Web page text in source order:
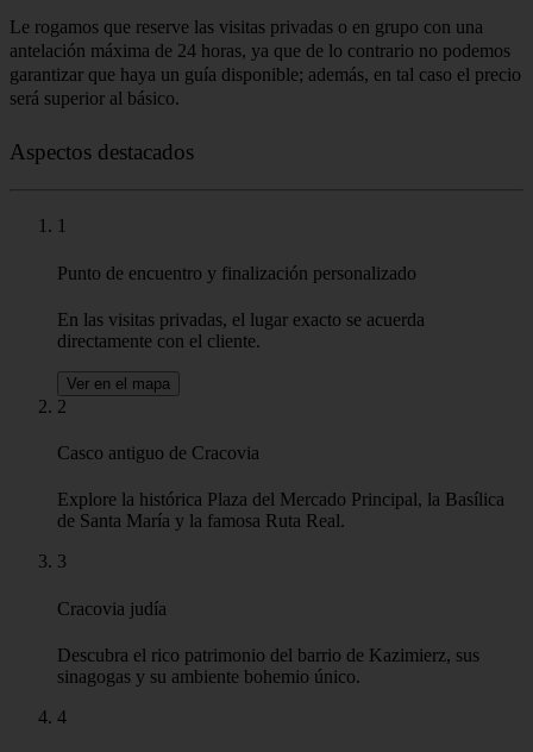
Le rogamos que reserve las visitas privadas o en grupo con una
antelación máxima de 24 horas, ya que de lo contrario no podemos
garantizar que haya un guía disponible; además, en tal caso el precio
será superior al básico.
Aspectos destacados
1
Punto de encuentro y finalización personalizado
En las visitas privadas, el lugar exacto se acuerda
directamente con el cliente.
Ver en el mapa
2
Casco antiguo de Cracovia
Explore la histórica Plaza del Mercado Principal, la Basílica
de Santa María y la famosa Ruta Real.
3
Cracovia judía
Descubra el rico patrimonio del barrio de Kazimierz, sus
sinagogas y su ambiente bohemio único.
4